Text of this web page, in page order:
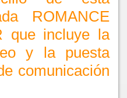
ROMANCE
que incluye la
y la puesta
comunicación